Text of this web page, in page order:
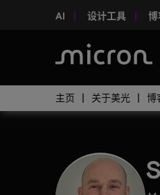
AI 设计工具 博
主页 关于美光 博